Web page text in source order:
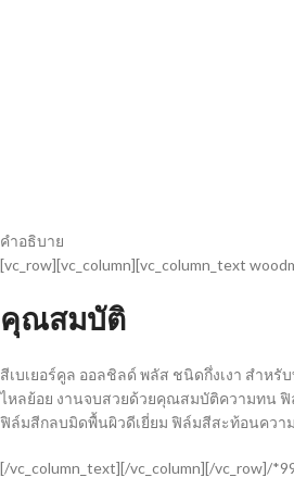
คำอธิบาย
[vc_row][vc_column][vc_column_text
คุณสมบัติ
สีเบเยอร์คูล ออลชิลด์ พลัส ชนิดกึ่งเงา สำหรั
ไหลย้อย งานจบสวยด้วยคุณสมบัติความทน ฟิ
ฟิล์มสีกลบมิดพื้นผิวดีเยี่ยม ฟิล์มสีสะท้อนควา
[/vc_column_text][/vc_column][/vc_row]/